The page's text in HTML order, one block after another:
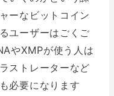
ーなビットコイン
ユーザーはごくご
やXMPが使う人は
ストレーターなど
必要になります